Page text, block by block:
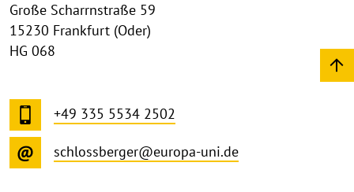
Große Scharrnstraße 59
15230 Frankfurt (Oder)
HG 068
+49 335 5534 2502
schlossberger@europa-uni.de